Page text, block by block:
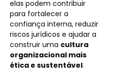
elas podem contribuir
para fortalecer a
confiança interna, reduzir
riscos jurídicos e ajudar a
construir uma cultura
organizacional mais
ética e sustentável.